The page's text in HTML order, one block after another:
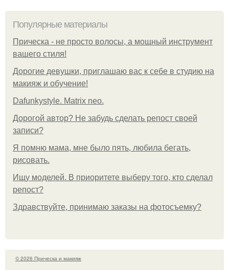
Популярные материалы
Прическа - не просто волосы, а мощный инструмент
вашего стиля!
Дорогие девушки, приглашаю вас к себе в студию на
макияж и обучение!
Dafunkystyle. Matrix neo.
Дорогой автор? Не забудь сделать репост своей
записи?
Я помню мама, мне было пять, любила бегать,
рисовать.
Ищу моделей. В приоритете выберу того, кто сделал
репост?
Здравствуйте, принимаю заказы на фотосъемку?
© 2026 Прическа и макияж